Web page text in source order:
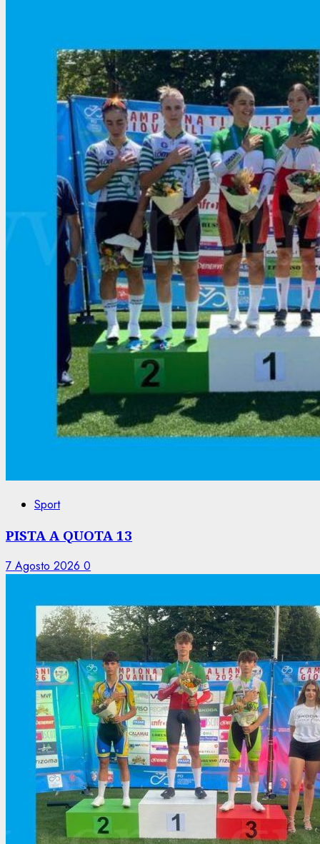
Sport
PISTA A QUOTA 13
7 Agosto 2026 0